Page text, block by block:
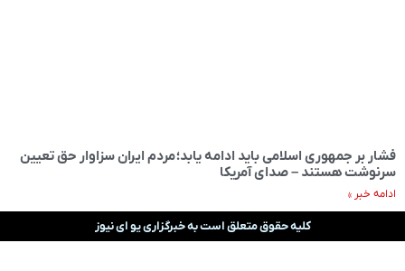
فشار بر جمهوری اسلامی باید ادامه یابد؛ مردم ایران سزاوار حق تعیین
سرنوشت هستند – صدای آمریکا
ادامه خبر »
کلیه حقوق متعلق است به خبرگزاری یو ای نیوز